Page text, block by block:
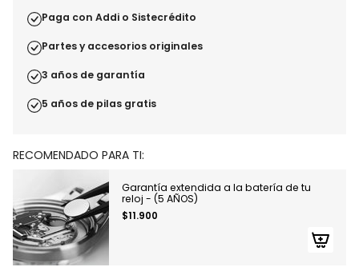
Paga con Addi o Sistecrédito
Partes y accesorios originales
3 años de garantía
5 años de pilas gratis
RECOMENDADO PARA TI:
Garantía extendida a la batería de tu
reloj - (5 AÑOS)
$11.900